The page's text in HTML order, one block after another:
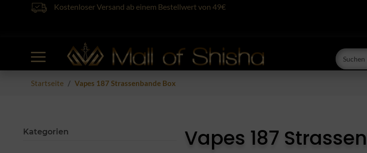
Kostenloser Versand ab einem Bestellwert von 49€
Startseite Vapes 187 Strassenbande Box
Vapes 187
Kategorien